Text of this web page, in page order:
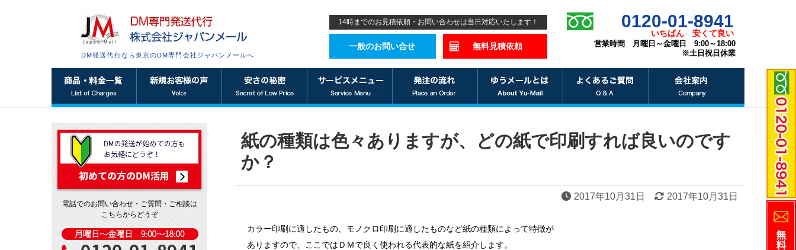
DM発送代行なら東京のDM専門会社ジャパンメールへ
14時までのお見積依頼・お問い合わせは当日対応いたします！
一般のお問い合せ 無料見積依頼
0120-01-8941
いちばん 安くて良い
営業時間 月曜日～金曜日 9:00～18:00
※土日祝日休業
紙の種類は色々ありますが、どの紙で印刷すれば良いのです
か？
2017年10月31日 2017年10月31日
カラー印刷に適したもの、モノクロ印刷に適したものなど紙の種類によって特徴が
ありますので、ここではＤＭで良く使われる代表的な紙を紹介します。
電話でのお問い合わせ・ご質問・ご相談は
こちらからどうぞ